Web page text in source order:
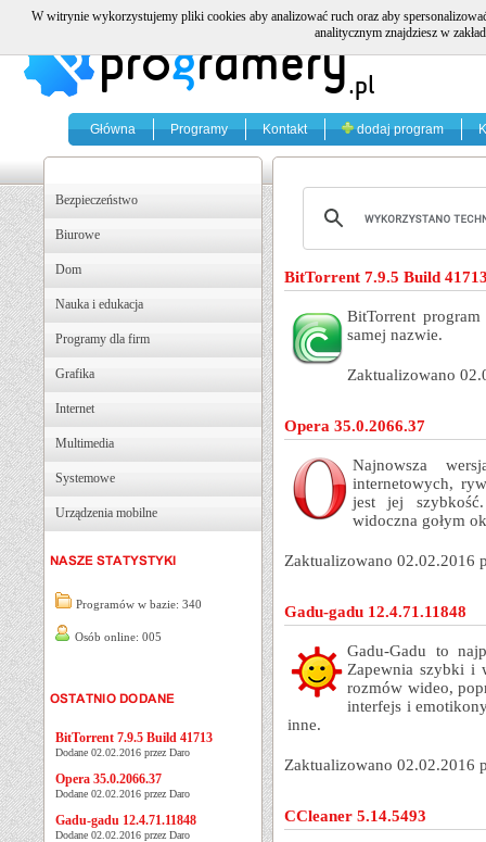
Główna Programy Kontakt dodaj program
Bezpieczeństwo
Biurowe
Dom
Nauka i edukacja
Programy dla firm
Grafika
Internet
Multimedia
Systemowe
Urządzenia mobilne
Programów w bazie: 340
Osób online: 005
BitTorrent 7.9.5 Build 41713
Dodane 02.02.2016 przez Daro
Opera 35.0.2066.37
Dodane 02.02.2016 przez Daro
Gadu-gadu 12.4.71.11848
Dodane 02.02.2016 przez Daro
BitTorrent 7.9.5 Build
BitTorrent
samej nazwie.
Zaktualizowano
Opera 35.0.2066.37
Najnowsza
internetowych,
jest jej
widoczna gołym
Zaktualizowano 02.02.2016
Gadu-gadu 12.4.71.11848
Gadu-Gadu to
Zapewnia szybki i
rozmów wideo,
interfejs i
inne.
Zaktualizowano 02.02.2016
CCleaner 5.14.5493
W witrynie wykorzystujemy pliki cookies aby analizować ruch oraz aby
analitycznym znajdziesz w